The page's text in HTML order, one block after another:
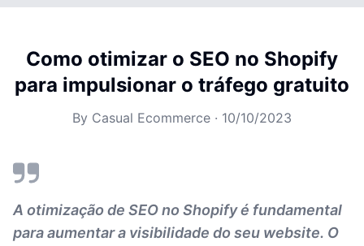
Como otimizar o SEO no Shopify
para impulsionar o tráfego gratuito
By Casual Ecommerce · 10/10/2023
A otimização de SEO no Shopify é fundamental
para aumentar a visibilidade do seu website. O